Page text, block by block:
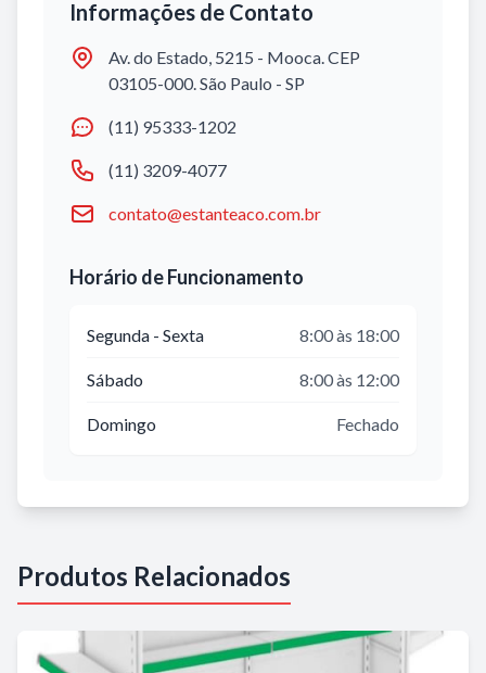
Informações de Contato
Av. do Estado, 5215 - Mooca. CEP
03105-000. São Paulo - SP
(11) 95333-1202
(11) 3209-4077
contato@estanteaco.com.br
Horário de Funcionamento
Segunda - Sexta 8:00 às 18:00
Sábado 8:00 às 12:00
Domingo Fechado
Produtos Relacionados